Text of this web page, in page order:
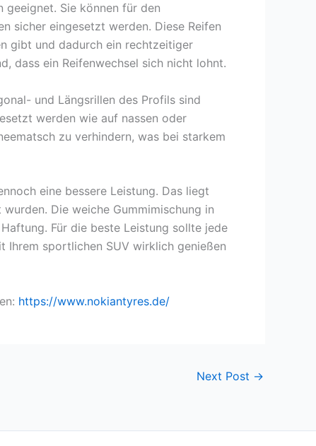
geeignet. Sie können für den
sicher eingesetzt werden. Diese Reifen
gibt und dadurch ein rechtzeitiger
dass ein Reifenwechsel sich nicht lohnt.
und Längsrillen des Profils sind
werden wie auf nassen oder
zu verhindern, was bei starkem
eine bessere Leistung. Das liegt
Die weiche Gummimischung in
Für die beste Leistung sollte jede
Ihrem sportlichen SUV wirklich genießen
https://www.nokiantyres.de/
Next Post →